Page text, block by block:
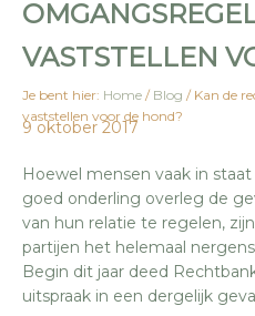
VASTSTELLEN
Je bent hier: Home / Blog /Kan de
vaststellen voor de hond?
9 oktober 2017
Hoewel mensen vaak in
goed onderling overleg de
van hun relatie te regelen,
partijen het helemaal
Begin dit jaar deed
uitspraak in een dergelijk